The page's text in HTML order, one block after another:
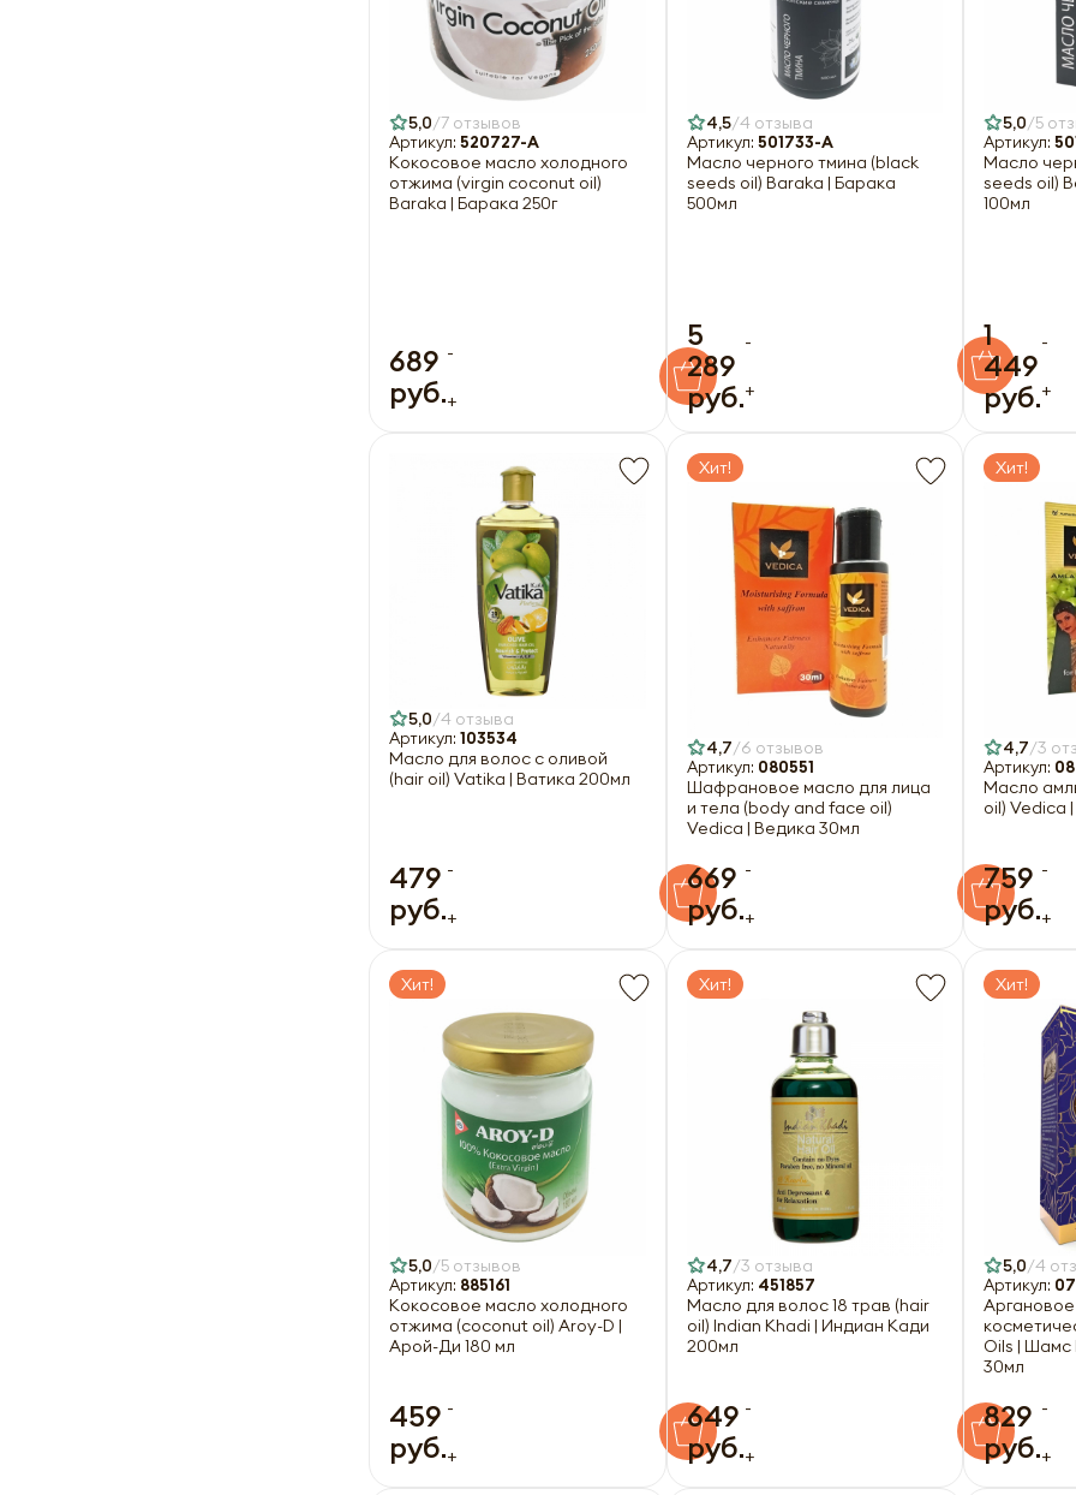
5,0 7 отзывов
Артикул: 520727-A
Кокосовое масло холодного
отжима (virgin coconut oil)
Baraka | Барака 250г
689
руб.
-
+
4,5 4 отзыва
Артикул: 501733-A
Масло черного тмина (black
seeds oil) Baraka | Барака
500мл
5
289
руб.
-
+
5,0 5
Артикул:
Масло
seeds oil)
100мл
1
449
руб.
-
+
5,0 4 отзыва
Артикул: 103534
Масло для волос с оливой
(hair oil) Vatika | Ватика 200мл
479
руб.
-
+
Хит!
4,7 6 отзывов
Артикул: 080551
Шафрановое масло для лица
и тела (body and face oil)
Vedica | Ведика 30мл
669
руб.
-
+
Хит!
4,7 3
Артикул:
Масло
oil)
759
руб.
-
+
Хит!
5,0 5 отзывов
Артикул: 885161
Кокосовое масло холодного
отжима (coconut oil) Aroy-D |
Арой-Ди 180 мл
459
руб.
-
+
Хит!
4,7 3 отзыва
Артикул: 451857
Масло для волос 18 трав (hair
oil) Indian Khadi | Индиан Кади
200мл
649
руб.
-
+
Хит!
5,0 4
Артикул:
Oils |
30мл
829
руб.
-
+